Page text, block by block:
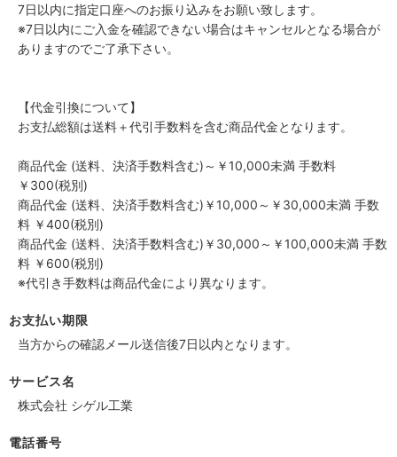
7日以内に指定口座へのお振り込みをお願い致します。
※7日以内にご入金を確認できない場合はキャンセルとなる場合が
ありますのでご了承下さい。
【代金引換について】
お支払総額は送料＋代引手数料を含む商品代金となります。
商品代金 (送料、決済手数料含む)～￥10,000未満 手数料
￥300(税別)
商品代金 (送料、決済手数料含む)￥10,000～￥30,000未満 手数
料 ￥400(税別)
商品代金 (送料、決済手数料含む)￥30,000～￥100,000未満 手数
料 ￥600(税別)
※代引き手数料は商品代金により異なります。
お支払い期限
当方からの確認メール送信後7日以内となります。
サービス名
株式会社 シゲル工業
電話番号